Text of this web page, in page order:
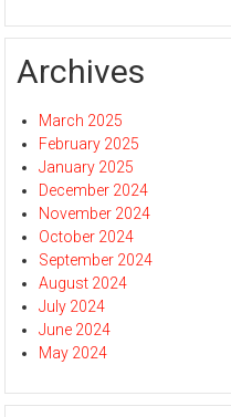
Archives
March 2025
February 2025
January 2025
December 2024
November 2024
October 2024
September 2024
August 2024
July 2024
June 2024
May 2024